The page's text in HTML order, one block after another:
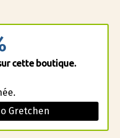
cette boutique.
Gretchen